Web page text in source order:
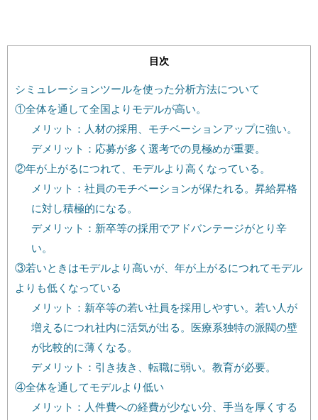
目次
シミュレーションツールを使った分析方法について
①全体を通して全国よりモデルが高い。
メリット：人材の採用、モチベーションアップに強い。
デメリット：応募が多く選考での見極めが重要。
②年が上がるにつれて、モデルより高くなっている。
メリット：社員のモチベーションが保たれる。昇給昇格
に対し積極的になる。
デメリット：新卒等の採用でアドバンテージがとり辛
い。
③若いときはモデルより高いが、年が上がるにつれてモデル
よりも低くなっている
メリット：新卒等の若い社員を採用しやすい。若い人が
増えるにつれ社内に活気が出る。医療系独特の派閥の壁
が比較的に薄くなる。
デメリット：引き抜き、転職に弱い。教育が必要。
④全体を通してモデルより低い
メリット：人件費への経費が少ない分、手当を厚くする